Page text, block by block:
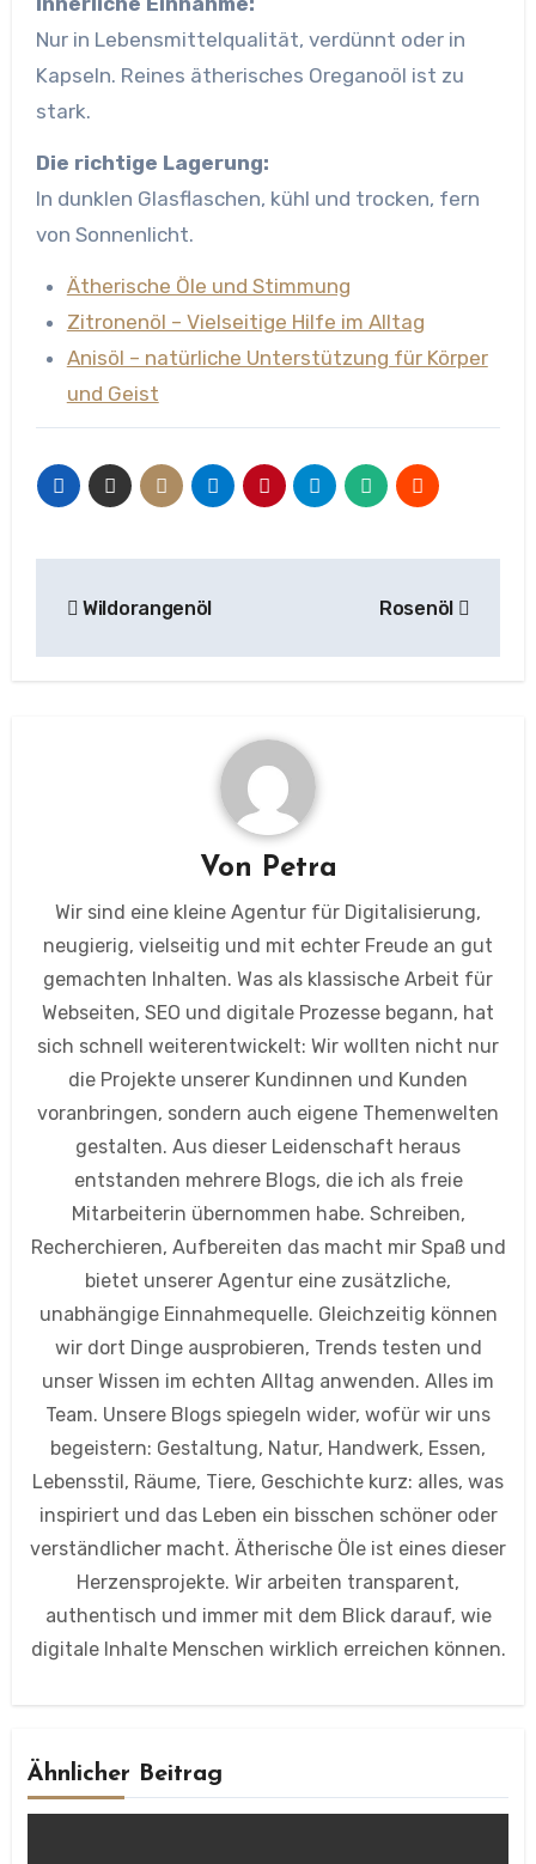
Nur in Lebensmittelqualität, verdünnt oder in
Kapseln. Reines ätherisches Oreganoöl ist zu
stark.
Die richtige Lagerung:
In dunklen Glasflaschen, kühl und trocken, fern
von Sonnenlicht.
Ätherische Öle und Stimmung
Zitronenöl – Vielseitige Hilfe im Alltag
Anisöl – natürliche Unterstützung für Körper
und Geist
Wildorangenöl Rosenöl
Von Petra
Wir sind eine kleine Agentur für Digitalisierung,
neugierig, vielseitig und mit echter Freude an gut
gemachten Inhalten. Was als klassische Arbeit für
Webseiten, SEO und digitale Prozesse begann, hat
sich schnell weiterentwickelt: Wir wollten nicht nur
die Projekte unserer Kundinnen und Kunden
voranbringen, sondern auch eigene Themenwelten
gestalten. Aus dieser Leidenschaft heraus
entstanden mehrere Blogs, die ich als freie
Mitarbeiterin übernommen habe. Schreiben,
Recherchieren, Aufbereiten das macht mir Spaß und
bietet unserer Agentur eine zusätzliche,
unabhängige Einnahmequelle. Gleichzeitig können
wir dort Dinge ausprobieren, Trends testen und
unser Wissen im echten Alltag anwenden. Alles im
Team. Unsere Blogs spiegeln wider, wofür wir uns
begeistern: Gestaltung, Natur, Handwerk, Essen,
Lebensstil, Räume, Tiere, Geschichte kurz: alles, was
inspiriert und das Leben ein bisschen schöner oder
verständlicher macht. Ätherische Öle ist eines dieser
Herzensprojekte. Wir arbeiten transparent,
authentisch und immer mit dem Blick darauf, wie
digitale Inhalte Menschen wirklich erreichen können.
Ähnlicher Beitrag